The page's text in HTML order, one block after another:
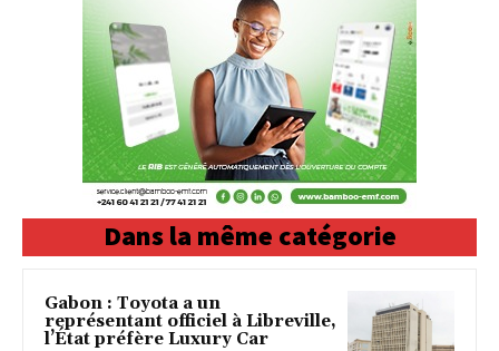
Dans la même catégorie
Gabon : Toyota a un
représentant officiel à Libreville,
l’État préfère Luxury Car